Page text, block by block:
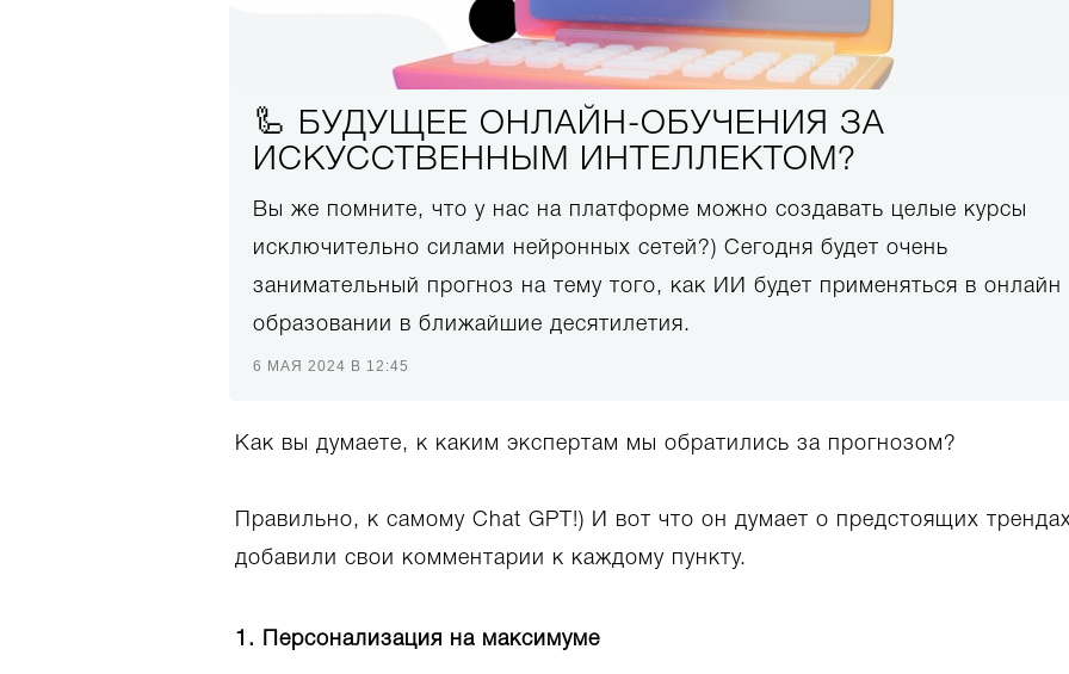
🦾 БУДУЩЕЕ ОНЛАЙН-ОБУЧЕНИЯ ЗА
ИСКУССТВЕННЫМ ИНТЕЛЛЕКТОМ?
Вы же помните, что у нас на платформе можно создавать целые курсы
исключительно силами нейронных сетей?) Сегодня будет очень
занимательный прогноз на тему того, как ИИ будет применяться в онлайн
образовании в ближайшие десятилетия.
6 МАЯ 2024 В 12:45
Как вы думаете, к каким экспертам мы обратились за прогнозом?
Правильно, к самому Chat GPT!) И вот что он думает о предстоящих
добавили свои комментарии к каждому пункту.
1. Персонализация на максимуме